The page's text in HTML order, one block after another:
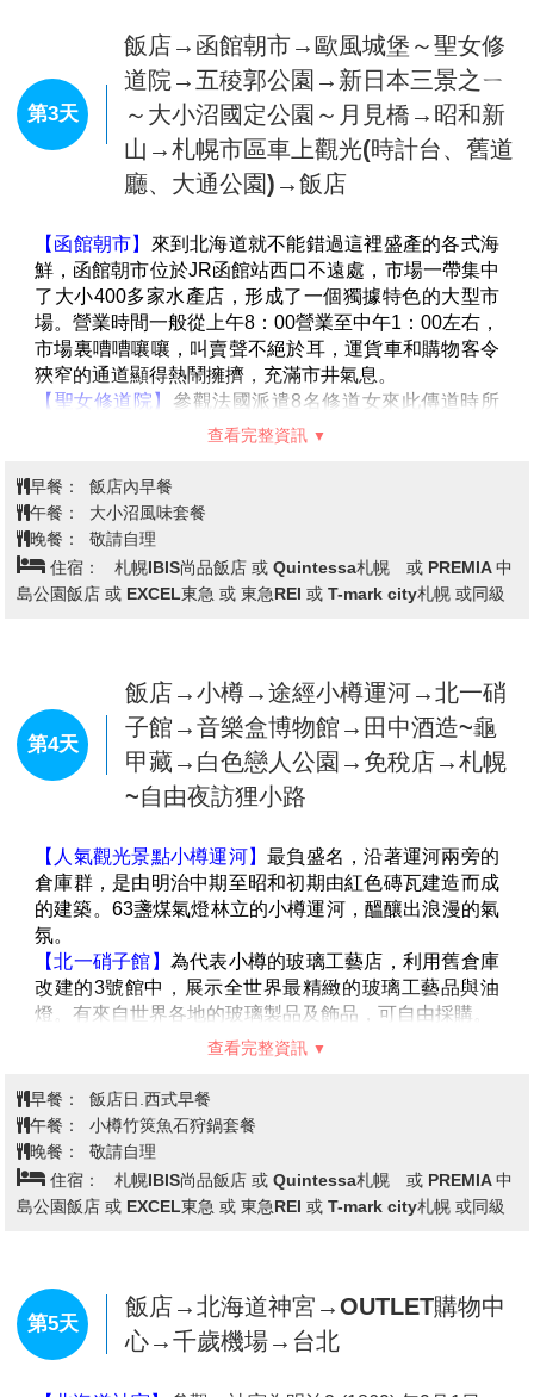
第2天
公園～欣賞可愛的國王企鵝大遊行→
金森倉庫→米其林三星景點~函館山
百萬夜景～來回纜車→飯店
【登別地獄谷】 位於登別溫泉街的東北側，是約1萬年
鐘高達3000立方公升，為登別最大的泉源，依地點不
同，湧出之源泉水質亦不相同，可達11種之多。
【登別海洋公園尼克斯】主要以丹麥的耶斯克城為藍圖
興建而成的尼克城，走在水中隧道，魚兒們就在遊客的
頭頂上游來游去，就像走在海底般光影交錯的水中夢幻
園，在此魚兒優雅游來游去的水中迴廊，每處都是多采
多姿的海中世界。城的四周都是北歐式的街景，還可以
看到可愛的海豚精采的表演、國王企鵝遊行、街頭藝人
備註：若遇到登別尼克斯海洋公園休館，則此行程改走
【登別伊達時代村】 或是 【登別熊牧場】。 (因景點定
休日不同會做調整)
【金森紅磚倉庫】是在函館開設的首個營業倉庫，透過
倉儲業務一直以來見證著函館歷史的點點滴滴。
時至今日，金森紅磚倉庫依然很好地保留著昔日海運繁
們留下難以忘懷的美好回憶。
【函館山夜景】來函館旅遊之餘千萬不能錯過函館山的
夜景受惠於兩側為海的地形之利，站在函館山的山頂即
可飽覽與義大利拿坡里（那不勒斯）、香港並稱世界三
大夜景之一，宛如寶石般璀璨動人的函館夜景，美的讓
＊備註:空中纜車如遇天候因素或故障、臨時維修保養
等，則改由巴士上下山，並退費日幣1650/人，敬請見
諒。
＊備註:若因天候因素或故障、臨時維修保養等因素改搭
單程纜車時，則退900日幣/人。
＊備註:日本國土交通省於平成24年6月(2012年)發布最
新規定，每日行車時間不得超過10小時（以自車庫實際
勞駕駛所衍生之交通狀況，所以若因時間因素需提早下
查看完整資訊
晚餐：
飯店內海鮮百匯自助餐 或 日式風味餐
住宿： Imagine Hotel& Resort 或湯之川觀光溫泉飯店 或 La
Gent Plaza函館北斗 或函館市區飯店 或同級
第3天
～大小沼國定公園～月見橋→昭和新
山→札幌市區車上觀光(時計台、舊道
廳、大通公園)→飯店
鮮，函館朝市位於JR函館站西口不遠處，市場一帶集中
了大小400多家水產店，形成了一個獨據特色的大型市
場。營業時間一般從上午8：00營業至中午1：00左右，
市場裏嘈嘈嚷嚷，叫賣聲不絕於耳，運貨車和購物客令
狹窄的通道顯得熱鬧擁擠，充滿市井氣息。
【聖女修道院】 參觀法國派遣8名修道女來此傳道時所
建的女子修道院；洋溢著濃郁的歐洲氣息。
來到函館的地標－五稜郭公園，五稜郭
府人士，抵抗天皇軍隊最後一站（箱館戰爭1868~1869
年）的發生地點，因此在日本近代史中佔有重要地位。
【大小沼國定公園】
國定公園，也是新日本三景之一，素有北國的輕井澤之
稱。美景天成的大小沼國立公園,湖畔林木美輪美奐,大
時天旋地轉，造成有珠山東南側火口爆發後，因為頻繁
的火山活動一直持續著，在同年11月形成了「溶岩圓頂
丘」，直到昭和20年9月20日火山活動停止後，也生成
了高407公尺的山，由於是在昭和年間發生，因此稱此
午餐：
大小沼風味套餐
晚餐：
敬請自理
住宿： 札幌IBIS尚品飯店 或 Quintessa札幌 或 PREMIA 中
島公園飯店 或 EXCEL東急 或 東急REI 或 T-mark city札幌 或同級
第4天
子館→音樂盒博物館→田中酒造~龜
甲藏→白色戀人公園→免稅店→札幌
~自由夜訪狸小路